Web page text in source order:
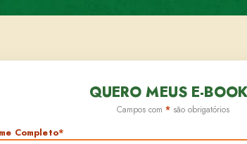
QUERO MEUS E-
Campos com* são obrigatórios
Completo*